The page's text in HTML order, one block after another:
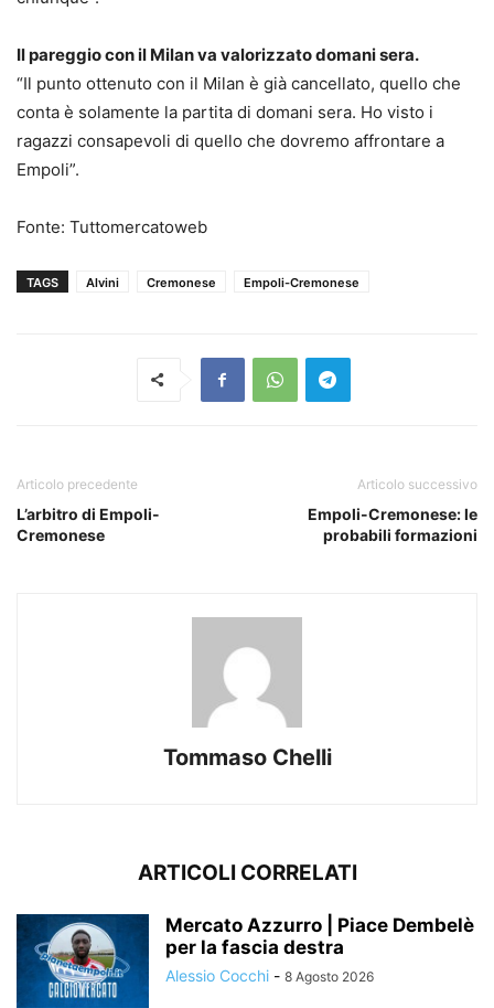
Il pareggio con il Milan va valorizzato domani sera.
“Il punto ottenuto con il Milan è già cancellato, quello che
conta è solamente la partita di domani sera. Ho visto i
ragazzi consapevoli di quello che dovremo affrontare a
Empoli”.
Fonte: Tuttomercatoweb
TAGS Alvini Cremonese Empoli-Cremonese
Articolo precedente
L’arbitro di Empoli-
Cremonese
Articolo successivo
Empoli-Cremonese: le
probabili formazioni
Tommaso Chelli
ARTICOLI CORRELATI
Mercato Azzurro | Piace Dembelè
per la fascia destra
Alessio Cocchi - 8 Agosto 2026